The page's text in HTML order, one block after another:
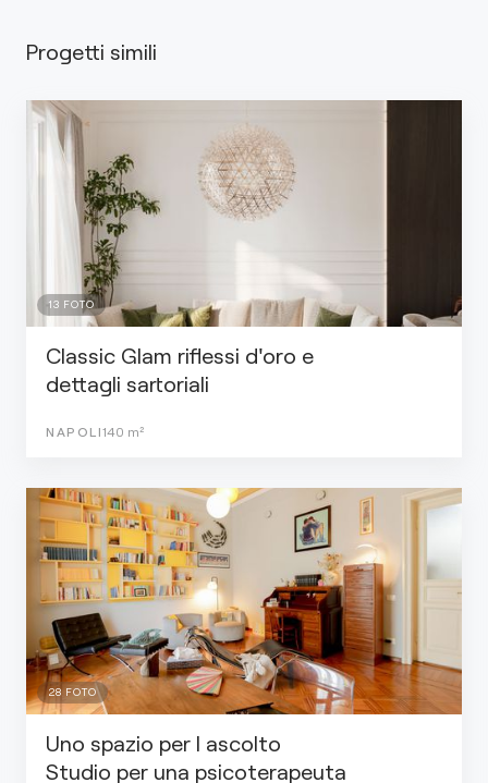
Progetti simili
13 FOTO
Classic Glam riflessi d'oro e
dettagli sartoriali
NAPOLI140 m²
28FOTO
Uno spazio per l ascolto
Studio per una psicoterapeuta